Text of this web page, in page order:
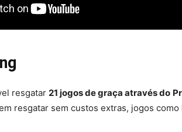
resgatar 21 jogos de graça através do
resgatar sem custos extras, jogos como